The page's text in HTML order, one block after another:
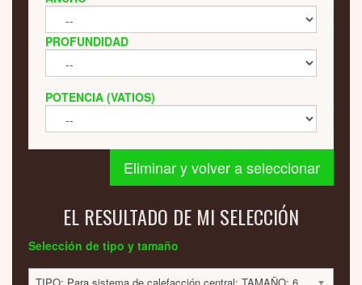
PROFUNDIDAD
POTENCIA (VATIOS)
Eliminar y volver a seleccionar
EL RESULTADO DE MI SELECCIÓN
Selección de tipo y tamaño
TIPO: Para sistema de calefacción central; TAMAÑO: 600x600x40mm; 538 VATIOS; 1861 EUR